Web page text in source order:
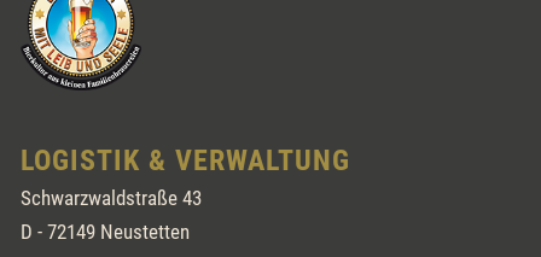
LOGISTIK & VERWALTUNG
Schwarzwaldstraße 43
D - 72149 Neustetten